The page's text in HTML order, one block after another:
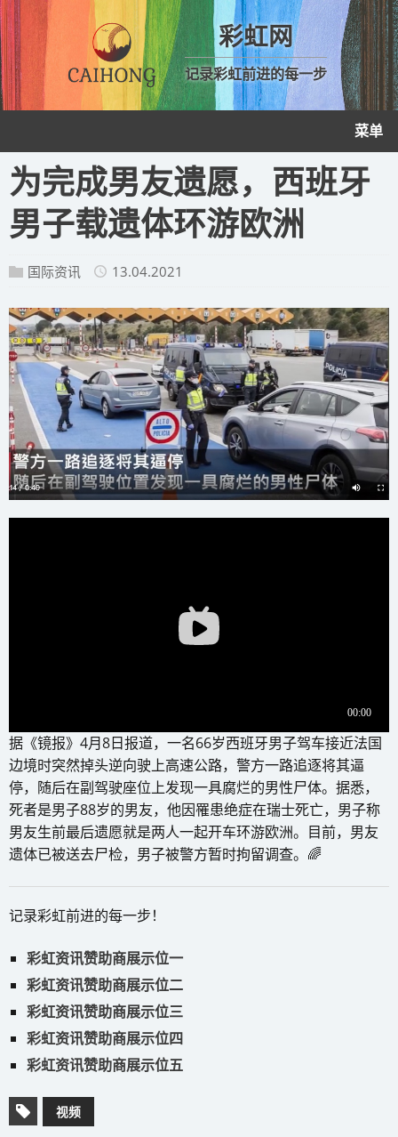
彩虹网
记录彩虹前进的每一步
菜单
为完成男友遗愿，西班牙
男子载遗体环游欧洲
国际资讯 13.04.2021
据《镜报》4月8日报道，一名66岁西班牙男子驾车接近法国
边境时突然掉头逆向驶上高速公路，警方一路追逐将其逼
停，随后在副驾驶座位上发现一具腐烂的男性尸体。据悉，
死者是男子88岁的男友，他因罹患绝症在瑞士死亡，男子称
男友生前最后遗愿就是两人一起开车环游欧洲。目前，男友
遗体已被送去尸检，男子被警方暂时拘留调查。🌈
记录彩虹前进的每一步！
彩虹资讯赞助商展示位一
彩虹资讯赞助商展示位二
彩虹资讯赞助商展示位三
彩虹资讯赞助商展示位四
彩虹资讯赞助商展示位五
视频